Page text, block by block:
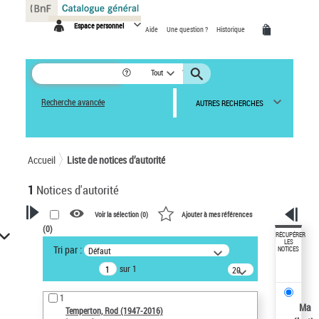
Espace personnel Aide Une question ? Historique
Tout
Recherche avancée AUTRES RECHERCHES
Accueil Liste de notices d’autorité
1 Notices d'autorité
VOTRE RECHERCHE
Recherche avancée dans les
notices d’autorité
Œuvres liées à l'auteur :
Temperton, Rod (1947-2016)
Voir la sélection (0) Ajouter à mes références
(0)
Tri par : Défaut
sur 1
20
résultats/page
1
Temperton, Rod (1947-2016)
RÉCUPÉRER
LES
NOTICES
Ma
Panneau de gestion des cookies